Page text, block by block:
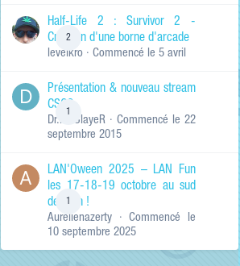
RECHERCHER LES
Titres et corps
Titres des
uniquement
2
Half-Life 2 : Survivor 2 -
Création d'une borne d'arcade
levelkro · Commencé le 5 avril
1
Présentation & nouveau stream
CSGO
Dr.KinSlayeR · Commencé le 22
septembre 2015
1
LAN'Oween 2025 – LAN Fun
les 17-18-19 octobre au sud
de Lyon !
Aurelienazerty · Commencé le
10 septembre 2025